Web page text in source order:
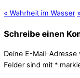
« Wahrheit im Wasser »
Schreibe einen
Deine E-Mail-
Felder sind mit *